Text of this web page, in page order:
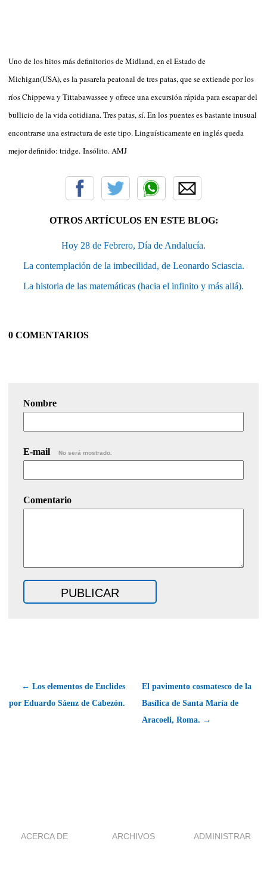
Uno de los hitos más definitorios de Midland, en el Estado de
Michigan(USA), es la pasarela peatonal de tres patas, que se extiende por los
ríos Chippewa y Tittabawassee y ofrece una excursión rápida para escapar del
bullicio de la vida cotidiana. Tres patas, sí. En los puentes es bastante inusual
encontrarse una estructura de este tipo. Linguísticamente en inglés queda
mejor definido: tridge. Insólito. AMJ
OTROS ARTÍCULOS EN ESTE BLOG:
Hoy 28 de Febrero, Día de Andalucía.
La contemplación de la imbecilidad, de Leonardo Sciascia.
La historia de las matemáticas (hacia el infinito y más allá).
0 COMENTARIOS
Nombre
E-mail No será mostrado.
Comentario
← Los elementos de Euclides
por Eduardo Sáenz de Cabezón.
El pavimento cosmatesco de la
Basílica de Santa María de
Aracoeli, Roma. →
ACERCA DE ARCHIVOS ADMINISTRAR